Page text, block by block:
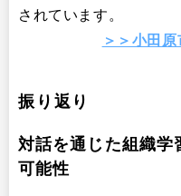
されています。
＞＞小田
振り返り
対話を通じた組織学
可能性